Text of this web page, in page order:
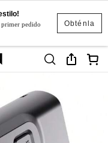
Obténla
primer pedido